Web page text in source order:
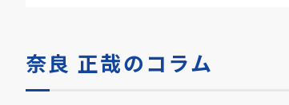
奈良 正哉のコラム